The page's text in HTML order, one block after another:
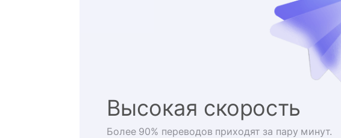
Высокая скорость
Более 90% переводов приходят за пару минут.